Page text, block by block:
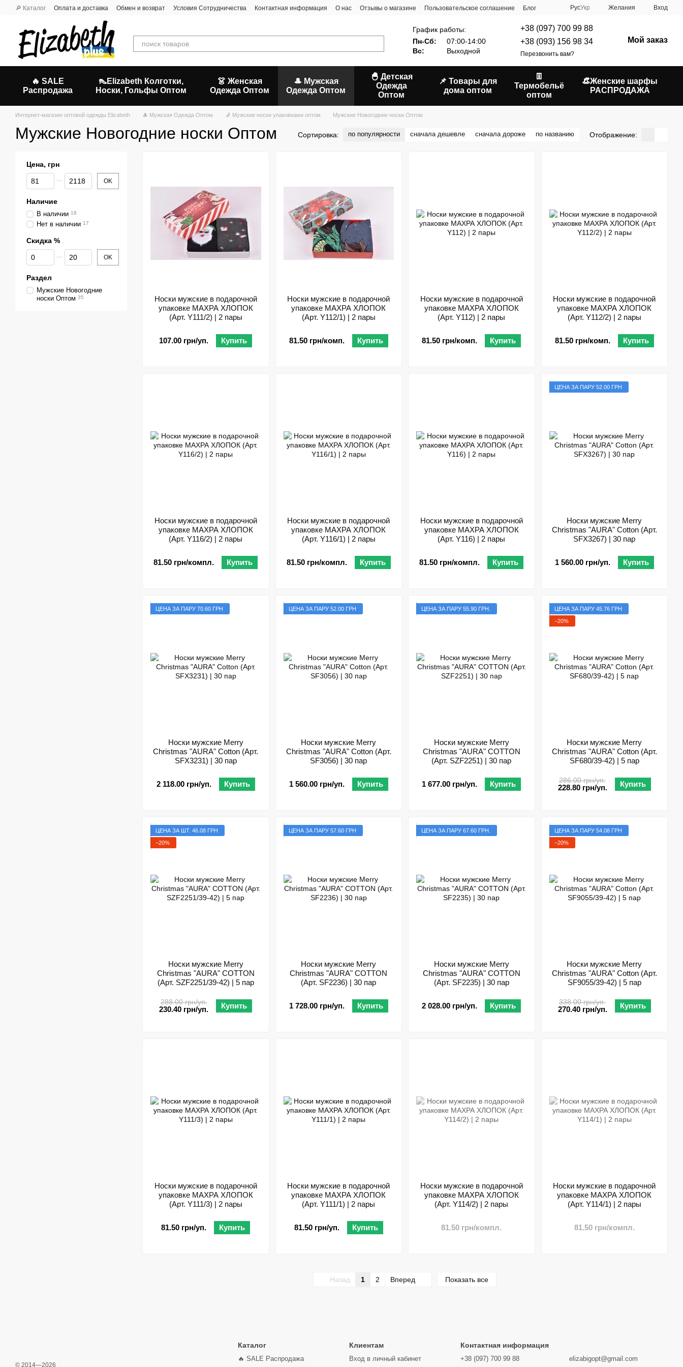
Перейти к основному контенту
🔎 Каталог Оплата и доставка Обмен и возврат Условия Сотрудничества Контактная информация О нас Отзывы о магазине Пользовательское соглашение Блог РусУкр Желания Вход
График работы:
Пн-Сб:
07:00-14:00
Вс:
Выходной
+38 (097) 700 99 88
+38 (093) 156 98 34
Перезвонить вам?
Мой заказ
🔥 SALE
Распродажа
👠Elizabeth Колготки,
Носки, Гольфы Оптом
👗 Женская
Одежда Оптом
🎩 Мужская
Одежда Оптом
🐣 Детская
Одежда
Оптом
📌 Товары для
дома оптом
👖
Термобельё
оптом
👒Женские шарфы
РАСПРОДАЖА
Интернет-магазин оптовой одежды Elizabeth 🎩 Мужская Одежда Оптом 🧦 Мужские носки упаковками оптом Мужские Новогодние носки Оптом
Мужские Новогодние носки Оптом Сортировка: по популярности сначала дешевле сначала дороже по названию Отображение:
Носки мужские в подарочной
упаковке МАХРА ХЛОПОК
(Арт. Y111/2) | 2 пары
107.00 грн/уп. Купить
Носки мужские в подарочной
упаковке МАХРА ХЛОПОК
(Арт. Y112/1) | 2 пары
81.50 грн/комп. Купить
Носки мужские в подарочной
упаковке МАХРА ХЛОПОК
(Арт. Y112) | 2 пары
81.50 грн/комп. Купить
Носки мужские в подарочной
упаковке МАХРА ХЛОПОК
(Арт. Y112/2) | 2 пары
81.50 грн/комп. Купить
Носки мужские в подарочной
упаковке МАХРА ХЛОПОК
(Арт. Y116/2) | 2 пары
81.50 грн/компл. Купить
Носки мужские в подарочной
упаковке МАХРА ХЛОПОК
(Арт. Y116/1) | 2 пары
81.50 грн/компл. Купить
Носки мужские в подарочной
упаковке МАХРА ХЛОПОК
(Арт. Y116) | 2 пары
81.50 грн/компл. Купить
ЦЕНА ЗА ПАРУ 52.00 ГРН
Носки мужские Merry
Christmas "AURA" Cotton (Арт.
SFX3267) | 30 пар
1 560.00 грн/уп. Купить
ЦЕНА ЗА ПАРУ 70.60 ГРН
Носки мужские Merry
Christmas "AURA" Cotton (Арт.
SFX3231) | 30 пар
2 118.00 грн/уп. Купить
ЦЕНА ЗА ПАРУ 52.00 ГРН
Носки мужские Merry
Christmas "AURA" Cotton (Арт.
SF3056) | 30 пар
1 560.00 грн/уп. Купить
ЦЕНА ЗА ПАРУ 55.90 ГРН.
Носки мужские Merry
Christmas "AURA" COTTON
(Арт. SZF2251) | 30 пар
1 677.00 грн/уп. Купить
ЦЕНА ЗА ПАРУ 45.76 ГРН
−20%
Носки мужские Merry
Christmas "AURA" Cotton (Арт.
SF680/39-42) | 5 пар
286.00 грн/уп.
228.80 грн/уп. Купить
ЦЕНА ЗА ШТ. 46.08 ГРН
−20%
Носки мужские Merry
Christmas "AURA" COTTON
(Арт. SZF2251/39-42) | 5 пар
288.00 грн/уп.
230.40 грн/уп. Купить
ЦЕНА ЗА ПАРУ 57.60 ГРН
Носки мужские Merry
Christmas "AURA" COTTON
(Арт. SF2236) | 30 пар
1 728.00 грн/уп. Купить
ЦЕНА ЗА ПАРУ 67.60 ГРН.
Носки мужские Merry
Christmas "AURA" COTTON
(Арт. SF2235) | 30 пар
2 028.00 грн/уп. Купить
ЦЕНА ЗА ПАРУ 54.08 ГРН
−20%
Носки мужские Merry
Christmas "AURA" Cotton (Арт.
SF9055/39-42) | 5 пар
338.00 грн/уп.
270.40 грн/уп. Купить
Носки мужские в подарочной
упаковке МАХРА ХЛОПОК
(Арт. Y111/3) | 2 пары
81.50 грн/уп. Купить
Носки мужские в подарочной
упаковке МАХРА ХЛОПОК
(Арт. Y111/1) | 2 пары
81.50 грн/уп. Купить
Носки мужские в подарочной
упаковке МАХРА ХЛОПОК
(Арт. Y114/2) | 2 пары
81.50 грн/компл.
Носки мужские в подарочной
упаковке МАХРА ХЛОПОК
(Арт. Y114/1) | 2 пары
81.50 грн/компл.
Назад 1 2 Вперед Показать все
Цена, грн
От Цена, грн
До Цена, грн OK
Наличие
В наличии 18
Нет в наличии 17
Скидка %
От Скидка %
До Скидка % OK
Раздел
Мужские Новогодние
носки Оптом 35
© 2014—2026
Каталог
🔥 SALE Распродажа
Клиентам
Вход в личный кабинет
Контактная информация
+38 (097) 700 99 88 elizabigopt@gmail.com